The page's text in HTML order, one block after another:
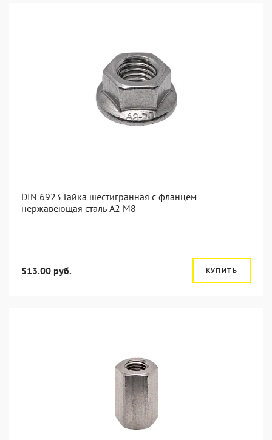
DIN 6923 Гайка шестигранная с фланцем
нержавеющая сталь А2 М8
513.00 руб. КУПИТЬ